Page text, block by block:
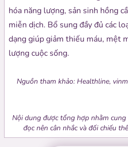
hóa năng lượng, sản sinh hồng
miễn dịch. Bổ sung đầy đủ các
dạng giúp giảm thiếu máu, mệt
lượng cuộc sống.
Nguồn tham khảo: Healthline,
Nội dung được tổng hợp nhằm
đọc nên cân nhắc và đối chiếu